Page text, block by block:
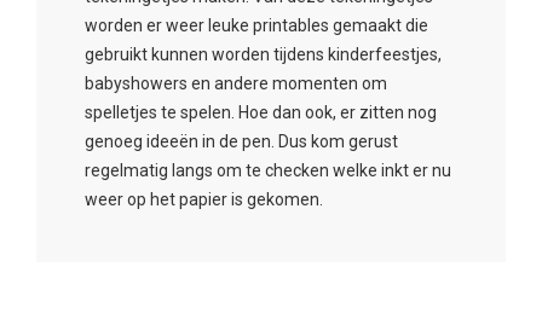
worden er weer leuke printables gemaakt die
gebruikt kunnen worden tijdens kinderfeestjes,
babyshowers en andere momenten om
spelletjes te spelen. Hoe dan ook, er zitten nog
genoeg ideeën in de pen. Dus kom gerust
regelmatig langs om te checken welke inkt er nu
weer op het papier is gekomen.